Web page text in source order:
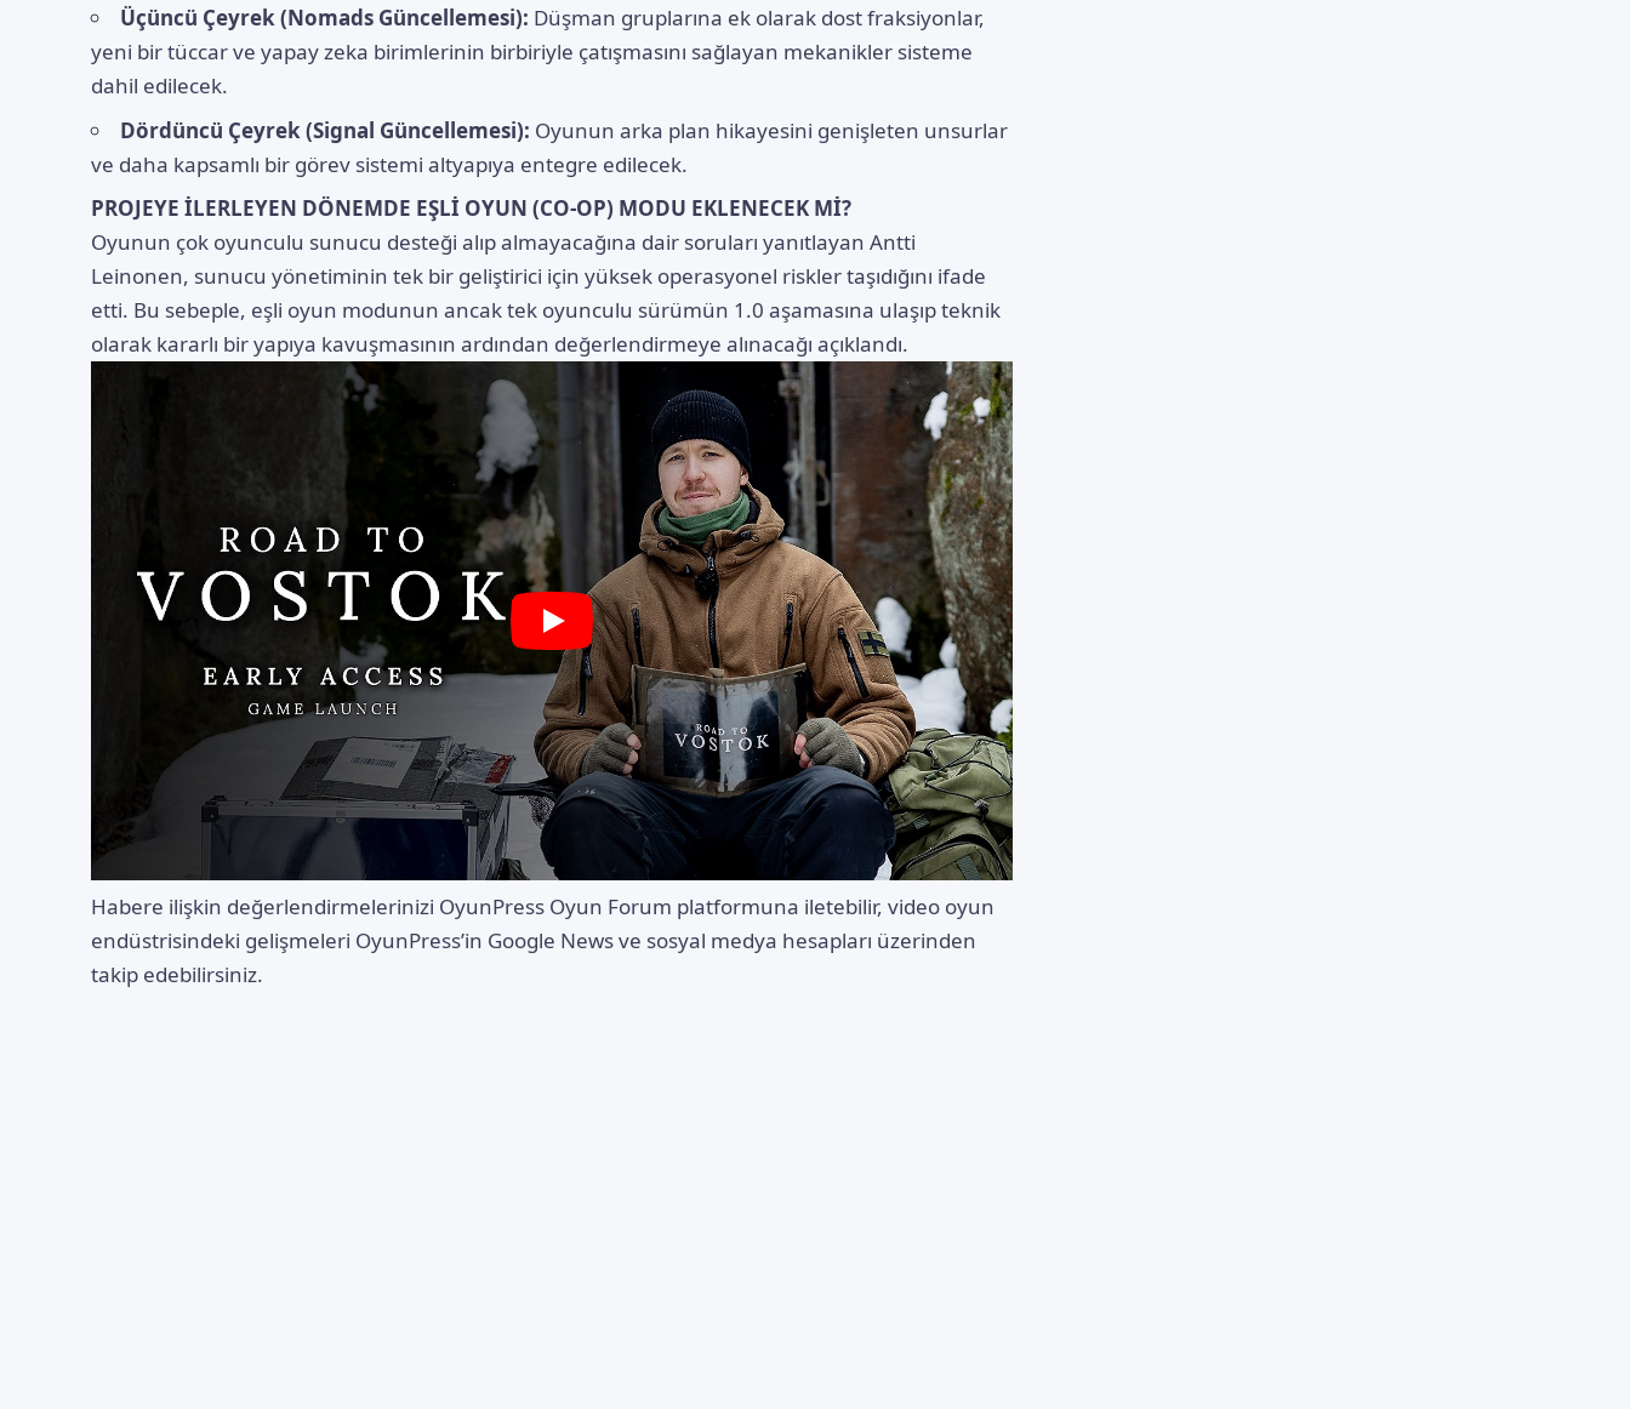
Üçüncü Çeyrek (Nomads Güncellemesi): Düşman gruplarına ek olarak dost fraksiyonlar,
yeni bir tüccar ve yapay zeka birimlerinin birbiriyle çatışmasını sağlayan mekanikler sisteme
dahil edilecek.
Dördüncü Çeyrek (Signal Güncellemesi): Oyunun arka plan hikayesini genişleten unsurlar
ve daha kapsamlı bir görev sistemi altyapıya entegre edilecek.
PROJEYE İLERLEYEN DÖNEMDE EŞLİ OYUN (CO-OP) MODU EKLENECEK Mİ?
Oyunun çok oyunculu sunucu desteği alıp almayacağına dair soruları yanıtlayan Antti
Leinonen, sunucu yönetiminin tek bir geliştirici için yüksek operasyonel riskler taşıdığını ifade
etti. Bu sebeple, eşli oyun modunun ancak tek oyunculu sürümün 1.0 aşamasına ulaşıp teknik
olarak kararlı bir yapıya kavuşmasının ardından değerlendirmeye alınacağı açıklandı.
Habere ilişkin değerlendirmelerinizi OyunPress Oyun Forum platformuna iletebilir, video oyun
endüstrisindeki gelişmeleri OyunPress’in Google News ve sosyal medya hesapları üzerinden
takip edebilirsiniz.